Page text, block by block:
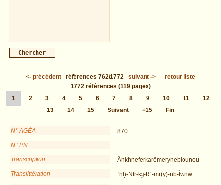
<- précédent références 762/1772 suivant ->
retour liste
1772 références (119 pages)
1
2 3 4 5 6 7 8 9 10 11
12
13
14 15 Suivant +15 Fin
N° AGÉA
870
N° PN
-
Transcription
Ânkhneferkarêmerynebiounou
Translittération
ʿnḫ-Nfr-kȝ-Rʿ-mr(y)-nb-Ỉwnw